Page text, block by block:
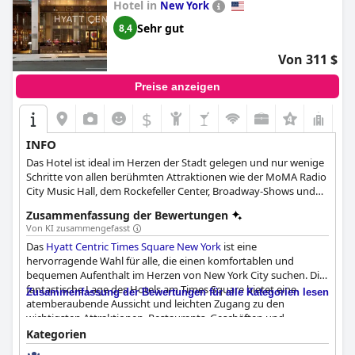
Hotel in New York
8,4 Sehr gut
Von 311 $
Preise anzeigen
$
INFO
Das Hotel ist ideal im Herzen der Stadt gelegen und nur wenige
Schritte von allen berühmten Attraktionen wie der MoMA Radio
City Music Hall, dem Rockefeller Center, Broadway-Shows und
Zusammenfassung der Bewertungen
Von KI zusammengefasst
Das Hyatt Centric Times Square New York ist eine
hervorragende Wahl für alle, die einen komfortablen und
bequemen Aufenthalt im Herzen von New York City suchen. Die
fantastische Lage des Hotels am Times Square bietet eine
atemberaubende Aussicht und leichten Zugang zu den
wichtigsten Attraktionen, Restaurants, Geschäften und
Theatern. Die Zimmer sind geräumig, modern und sauber, mit
allen notwendigen Annehmlichkeiten ausgestattet und die
Zusammenfassung der Bewertungen für alle Kategorien lesen
Kategorien